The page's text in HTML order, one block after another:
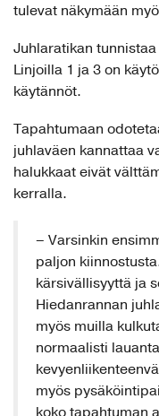
tulevat näkymään
Juhlaratikan
Linjoilla 1 ja 3 on
käytännöt.
Tapahtumaan
juhlaväen kannattaa
halukkaat eivät
kerralla.
– Varsinkin
paljon
kärsivällisyyttä ja
Hiedanrannan
myös muilla
normaalisti
myös
koko tapahtuman